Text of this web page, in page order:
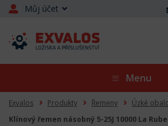
Můj účet
Menu
Exvalos Produkty Řemeny Úzké
Klínový řemen násobný 5-25J 10000 La